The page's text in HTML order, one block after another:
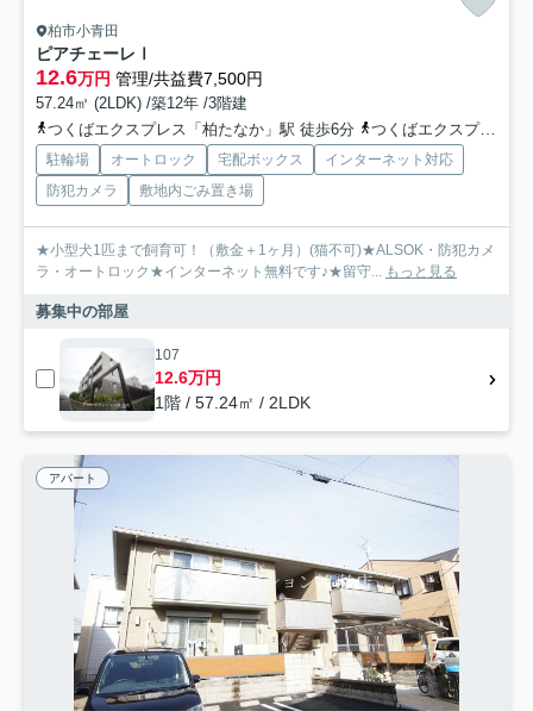
柏市小青田
ピアチェーレⅠ
12.6万円 管理/共益費7,500円
57.24㎡ (2LDK) /築12年 /3階建
つくばエクスプレス「柏たなか」駅 徒歩6分
つくばエクスプレス「柏の葉キャンパス」駅 徒歩33分
駐輪場 オートロック 宅配ボックス
インターネット対応
防犯カメラ
敷地内ごみ置き場
★小型犬1匹まで飼育可！（敷金＋1ヶ月）(猫不可)★ALSOK・防犯カメ
ラ・オートロック★インターネット無料です♪★留守...
もっと見る
募集中の部屋
107
12.6万円
1階 / 57.24㎡ / 2LDK
アパート